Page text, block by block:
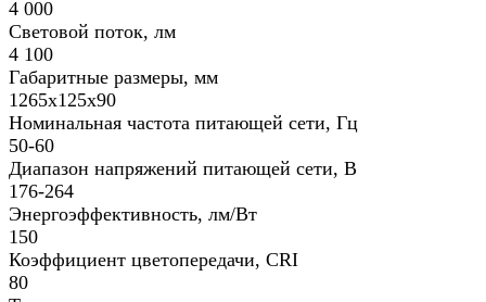
4 000
Световой поток, лм
4 100
Габаритные размеры, мм
1265х125х90
Номинальная частота питающей сети, Гц
50-60
Диапазон напряжений питающей сети, В
176-264
Энергоэффективность, лм/Вт
150
Коэффициент цветопередачи, CRI
80